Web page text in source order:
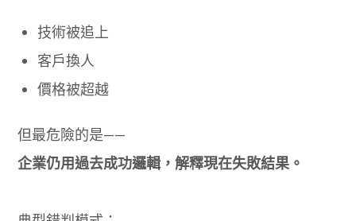
技術被追上
客戶換人
價格被超越
但最危險的是——
企業仍用過去成功邏輯，解釋現在失敗結果。